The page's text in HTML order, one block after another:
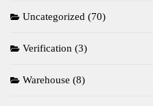
Uncategorized (70)
Verification (3)
Warehouse (8)